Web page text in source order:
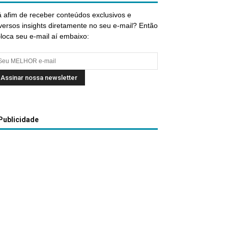
afim de receber conteúdos exclusivos e
insights diretamente no seu e-mail? Então
seu e-mail aí embaixo:
Publicidade